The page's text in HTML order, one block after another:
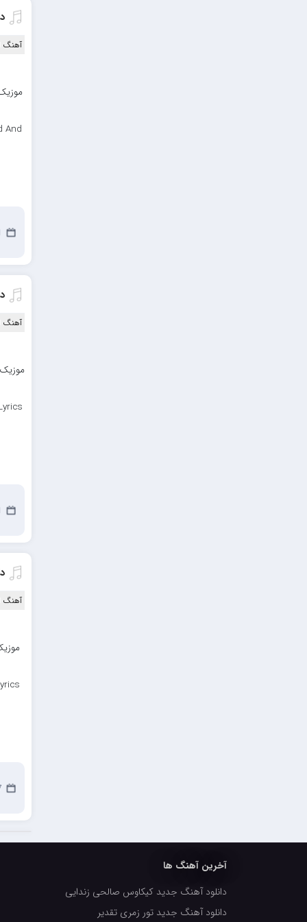
آهنگ
And
آهنگ
موزیک
آهنگ
آخرین آهنگ ها
دانلود آهنگ جدید کیکاوس صالحی زندایی
دانلود آهنگ جدید تور زمری تقدیر